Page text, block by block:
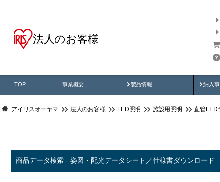
法人のお客様
TOP 事業概要 製品情報
製品動画 納入
納
アイリスオーヤマ 法人のお客様 LED照明 施設用照明 直管LED
商品データ検索 - 姿図・配光データシート／仕様書ダウンロード